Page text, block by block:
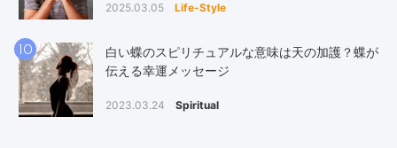
2025.03.05 Life-Style
10
白い蝶のスピリチュアルな意味は天の加護？蝶が
伝える幸運メッセージ
2023.03.24 Spiritual